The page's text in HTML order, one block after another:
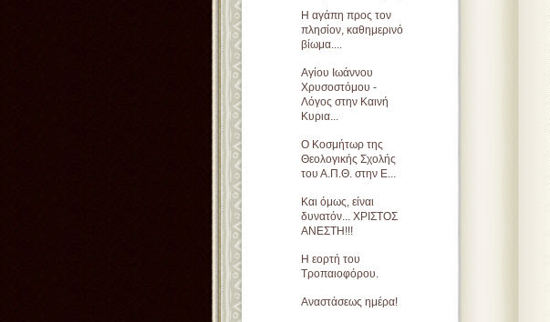
Η αγάπη προς τον
πλησίον, καθημερινό
βίωμα....
Αγίου Ιωάννου
Χρυσοστόμου -
Λόγος στην Καινή
Κυρια...
Ο Κοσμήτωρ της
Θεολογικής Σχολής
του Α.Π.Θ. στην Ε...
Και όμως, είναι
δυνατόν... ΧΡΙΣΤΟΣ
ΑΝΕΣΤΗ!!!
Η εορτή του
Τροπαιοφόρου.
Αναστάσεως ημέρα!